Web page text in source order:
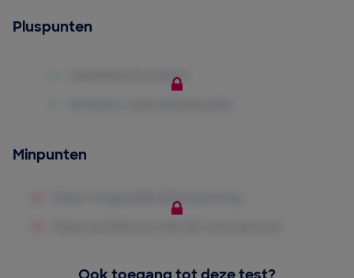
Pluspunten
Minpunten